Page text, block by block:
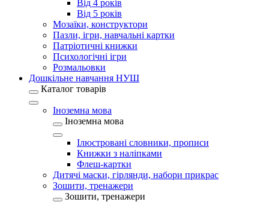
Від 4 років
Від 5 років
Мозаїки, конструктори
Пазли, ігри, навчальні картки
Патріотичні книжки
Психологічні ігри
Розмальовки
Дошкільне навчання НУШ
Каталог товарів
Іноземна мова
Іноземна мова
Ілюстровані словники, прописи
Книжки з наліпками
Флеш-картки
Дитячі маски, гірлянди, набори прикрас
Зошити, тренажери
Зошити, тренажери